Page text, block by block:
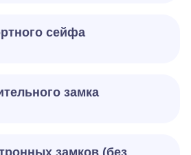
сейфа
замка
замков (без